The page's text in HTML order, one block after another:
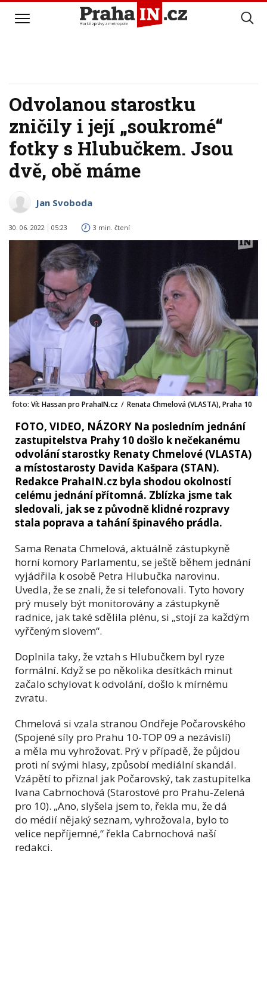
Odvolanou starostku
zničily i její „soukromé“
fotky s Hlubučkem. Jsou
dvě, obě máme
Jan Svoboda
30. 06. 2022 05:23 3 min. čtení
foto: Vít Hassan pro PrahaIN.cz / Renata Chmelová (VLASTA), Praha 10
FOTO, VIDEO, NÁZORY Na posledním jednání
zastupitelstva Prahy 10 došlo k nečekanému
odvolání starostky Renaty Chmelové (VLASTA)
a místostarosty Davida Kašpara (STAN).
Redakce PrahaIN.cz byla shodou okolností
celému jednání přítomná. Zblízka jsme tak
sledovali, jak se z původně klidné rozpravy
stala poprava a tahání špinavého prádla.
Sama Renata Chmelová, aktuálně zástupkyně
horní komory Parlamentu, se ještě během jednání
vyjádřila k osobě Petra Hlubučka narovinu.
Uvedla, že se znali, že si telefonovali. Tyto hovory
prý musely být monitorovány a zástupkyně
radnice, jak také sdělila plénu, si „stojí za každým
vyřčeným slovem“.
Doplnila taky, že vztah s Hlubučkem byl ryze
formální. Když se po několika desítkách minut
začalo schylovat k odvolání, došlo k mírnému
zvratu.
Chmelová si vzala stranou Ondřeje Počarovského
(Spojené síly pro Prahu 10-TOP 09 a nezávislí)
a měla mu vyhrožovat. Prý v případě, že půjdou
proti ní svými hlasy, způsobí mediální skandál.
Vzápětí to přiznal jak Počarovský, tak zastupitelka
Ivana Cabrnochová (Starostové pro Prahu-Zelená
pro 10). „Ano, slyšela jsem to, řekla mu, že dá
do médií nějaký seznam, vyhrožovala, bylo to
velice nepříjemné,“ řekla Cabrnochová naší
redakci.